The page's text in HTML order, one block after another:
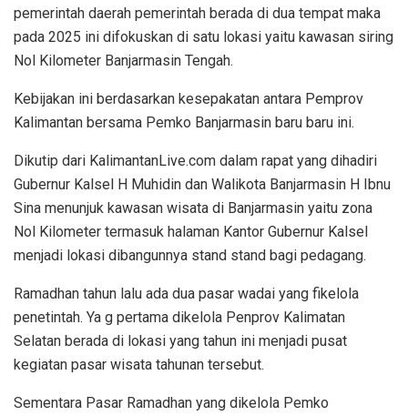
pemerintah daerah pemerintah berada di dua tempat maka
pada 2025 ini difokuskan di satu lokasi yaitu kawasan siring
Nol Kilometer Banjarmasin Tengah.
Kebijakan ini berdasarkan kesepakatan antara Pemprov
Kalimantan bersama Pemko Banjarmasin baru baru ini.
Dikutip dari KalimantanLive.com dalam rapat yang dihadiri
Gubernur Kalsel H Muhidin dan Walikota Banjarmasin H Ibnu
Sina menunjuk kawasan wisata di Banjarmasin yaitu zona
Nol Kilometer termasuk halaman Kantor Gubernur Kalsel
menjadi lokasi dibangunnya stand stand bagi pedagang.
Ramadhan tahun lalu ada dua pasar wadai yang fikelola
penetintah. Ya g pertama dikelola Penprov Kalimatan
Selatan berada di lokasi yang tahun ini menjadi pusat
kegiatan pasar wisata tahunan tersebut.
Sementara Pasar Ramadhan yang dikelola Pemko